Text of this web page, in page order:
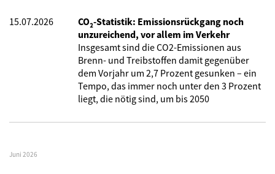
15.07.2026
CO₂-Statistik: Emissionsrückgang noch
unzureichend, vor allem im Verkehr
Insgesamt sind die CO2-Emissionen aus
Brenn- und Treibstoffen damit gegenüber
dem Vorjahr um 2,7 Prozent gesunken – ein
Tempo, das immer noch unter den 3 Prozent
liegt, die nötig sind, um bis 2050
Juni 2026